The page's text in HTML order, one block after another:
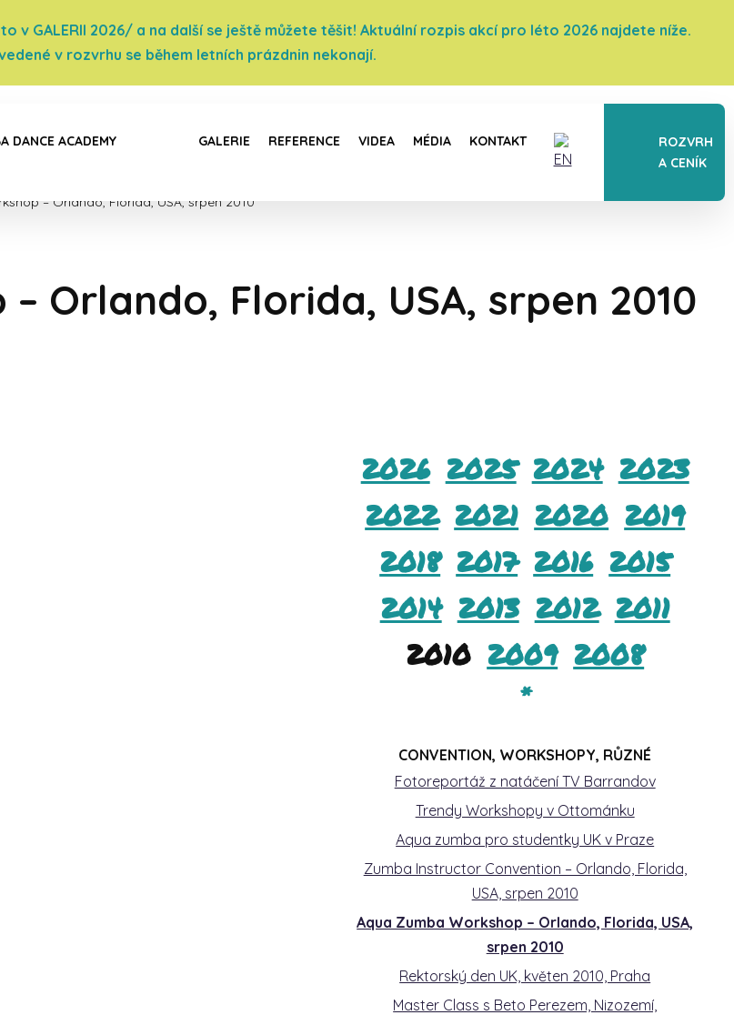
v GALERII 2026/ a na další se ještě můžete těšit! Aktuální rozpis akcí pro léto 2026 najdete níže.
v rozvrhu se během letních prázdnin nekonají.
ROZVRH
A CENÍK
DANCE ACADEMY GALERIE REFERENCE VIDEA MÉDIA KONTAKT
– Orlando, Florida, USA, srpen 2010
Orlando, Florida, USA, srpen 2010
2026 2025 2024 2023
2022 2021 2020 2019
2018 2017 2016 2015
2014 2013 2012 2011
2010 2009 2008
*
CONVENTION, WORKSHOPY, RŮZNÉ
Fotoreportáž z natáčení TV Barrandov
Trendy Workshopy v Ottománku
Aqua zumba pro studentky UK v Praze
Zumba Instructor Convention – Orlando, Florida,
USA, srpen 2010
Aqua Zumba Workshop – Orlando, Florida, USA,
srpen 2010
Rektorský den UK, květen 2010, Praha
Master Class s Beto Perezem, Nizozemí,